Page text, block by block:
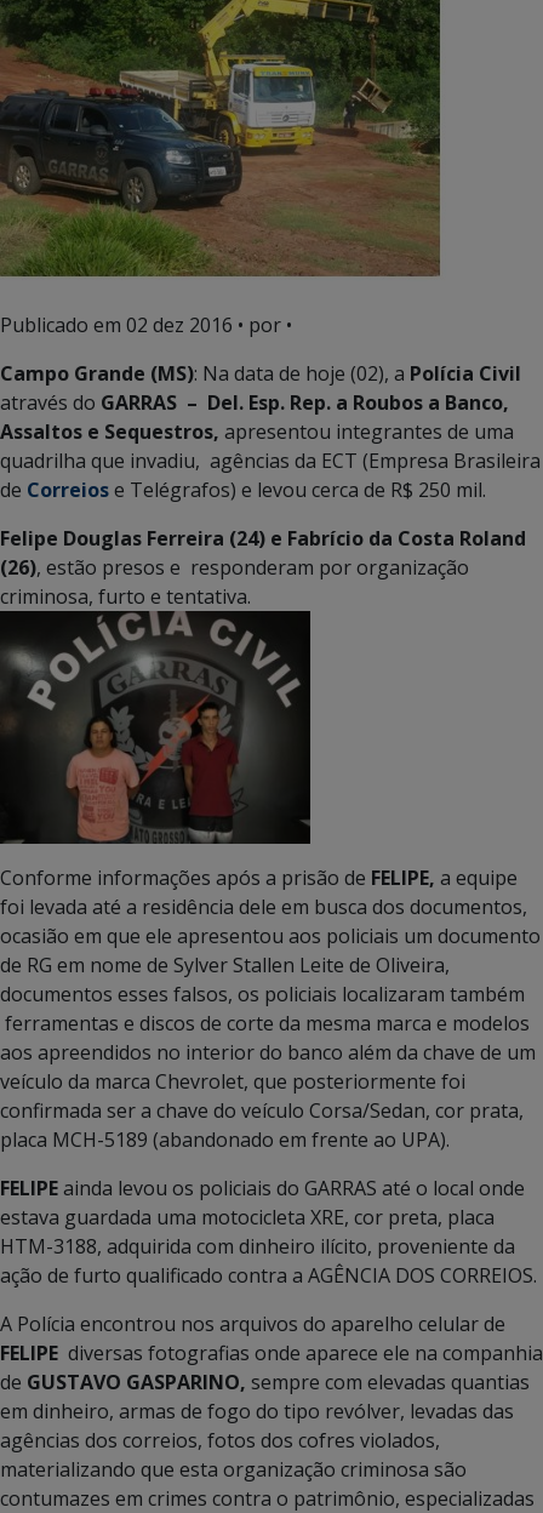
Publicado em 02 dez 2016 • por •
Campo Grande (MS): Na data de hoje (02), a Polícia Civil
através do GARRAS – Del. Esp. Rep. a Roubos a Banco,
Assaltos e Sequestros, apresentou integrantes de uma
quadrilha que invadiu, agências da ECT (Empresa Brasileira
de Correiose Telégrafos) e levou cerca de R$ 250 mil.
Felipe Douglas Ferreira (24) e Fabrício da Costa Roland
(26), estão presos e responderam por organização
criminosa, furto e tentativa.
Conforme informações após a prisão de FELIPE, a equipe
foi levada até a residência dele em busca dos documentos,
ocasião em que ele apresentou aos policiais um documento
de RG em nome de Sylver Stallen Leite de Oliveira,
documentos esses falsos, os policiais localizaram também
ferramentas e discos de corte da mesma marca e modelos
aos apreendidos no interior do banco além da chave de um
veículo da marca Chevrolet, que posteriormente foi
confirmada ser a chave do veículo Corsa/Sedan, cor prata,
placa MCH-5189 (abandonado em frente ao UPA).
FELIPEainda levou os policiais do GARRAS até o local onde
estava guardada uma motocicleta XRE, cor preta, placa
HTM-3188, adquirida com dinheiro ilícito, proveniente da
ação de furto qualificado contra a AGÊNCIA DOS CORREIOS.
A Polícia encontrou nos arquivos do aparelho celular de
FELIPE diversas fotografias onde aparece ele na companhia
de GUSTAVO GASPARINO, sempre com elevadas quantias
em dinheiro, armas de fogo do tipo revólver, levadas das
agências dos correios, fotos dos cofres violados,
materializando que esta organização criminosa são
contumazes em crimes contra o patrimônio, especializadas